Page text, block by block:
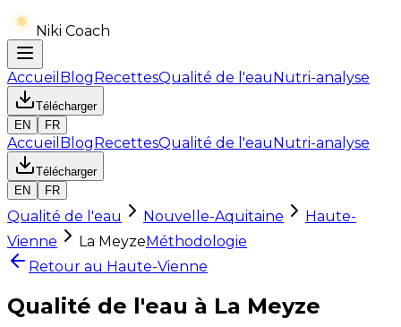
Niki Coach
Accueil BlogRecettesQualité de l'eauNutri-analyse
Télécharger
EN
FR
Accueil BlogRecettesQualité de l'eauNutri-analyse
Télécharger
EN
FR
Qualité de l'eau Nouvelle-Aquitaine
Haute-
Vienne
La MeyzeMéthodologie
Retour au Haute-Vienne
Qualité de l'eau à La Meyze